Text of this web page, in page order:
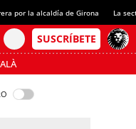
por la alcaldía de Girona La